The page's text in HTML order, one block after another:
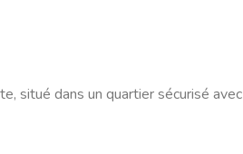
situé dans un quartier sécurisé avec